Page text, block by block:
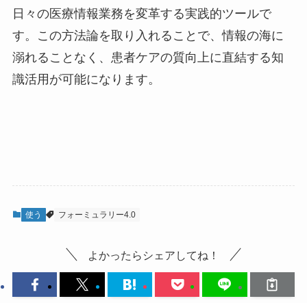
日々の医療情報業務を変革する実践的ツールで
す。この方法論を取り入れることで、情報の海に
溺れることなく、患者ケアの質向上に直結する知
識活用が可能になります。
使う フォーミュラリー4.0
よかったらシェアしてね！